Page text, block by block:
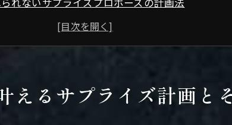
ポーズに最適な京都のロマンチックスポット
ならではのサプライズ演出アイデア
ポーズを成功させるための京都府選び
史的背景で感動を演出特別なプロポーズ
えるサプライズ計画と